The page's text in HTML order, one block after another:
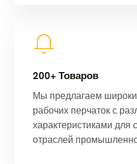
200+ Товаров
Мы предлагаем
рабочих перчаток с
характеристиками для
отраслей